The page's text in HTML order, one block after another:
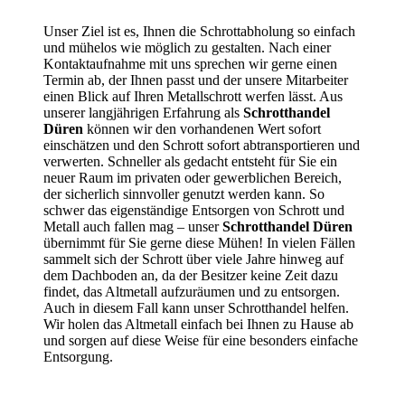
Unser Ziel ist es, Ihnen die Schrottabholung so einfach
und mühelos wie möglich zu gestalten. Nach einer
Kontaktaufnahme mit uns sprechen wir gerne einen
Termin ab, der Ihnen passt und der unsere Mitarbeiter
einen Blick auf Ihren Metallschrott werfen lässt. Aus
unserer langjährigen Erfahrung als Schrotthandel
Düren können wir den vorhandenen Wert sofort
einschätzen und den Schrott sofort abtransportieren und
verwerten. Schneller als gedacht entsteht für Sie ein
neuer Raum im privaten oder gewerblichen Bereich,
der sicherlich sinnvoller genutzt werden kann. So
schwer das eigenständige Entsorgen von Schrott und
Metall auch fallen mag – unserSchrotthandel Düren
übernimmt für Sie gerne diese Mühen! In vielen Fällen
sammelt sich der Schrott über viele Jahre hinweg auf
dem Dachboden an, da der Besitzer keine Zeit dazu
findet, das Altmetall aufzuräumen und zu entsorgen.
Auch in diesem Fall kann unser Schrotthandel helfen.
Wir holen das Altmetall einfach bei Ihnen zu Hause ab
und sorgen auf diese Weise für eine besonders einfache
Entsorgung.